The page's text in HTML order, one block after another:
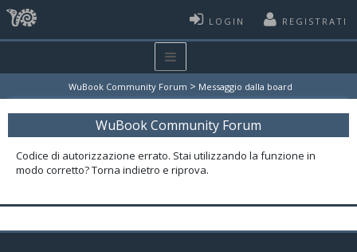
LOGIN REGISTRATI
WuBook Community Forum > Messaggio dalla board
WuBook Community Forum
Codice di autorizzazione errato. Stai utilizzando la funzione in
modo corretto? Torna indietro e riprova.